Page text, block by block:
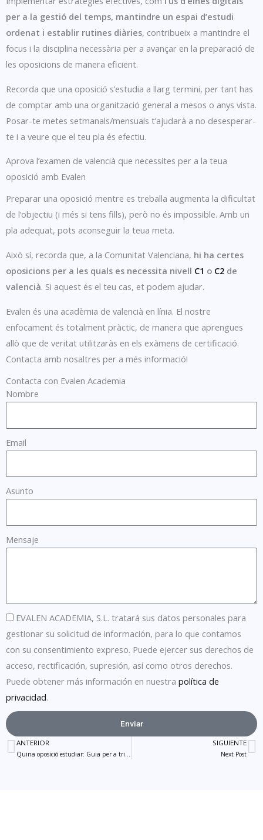
per a la gestió del temps, mantindre un espai d’estudi
ordenat i establir rutines diàries, contribueix a mantindre el
focus i la disciplina necessària per a avançar en la preparació de
les oposicions de manera eficient.
Recorda que una oposició s’estudia a llarg termini, per tant has
de comptar amb una organització general a mesos o anys vista.
Posar-te metes setmanals/mensuals t’ajudarà a no desesperar-
te i a veure que el teu pla és efectiu.
Aprova l’examen de valencià que necessites per a la teua
oposició amb Evalen
Preparar una oposició mentre es treballa augmenta la dificultat
de l’objectiu (i més si tens fills), però no és impossible. Amb un
pla adequat, pots aconseguir la teua meta.
Això sí, recorda que, a la Comunitat Valenciana, hi ha certes
oposicions per a les quals es necessita nivell C1 o C2 de
valencià. Si aquest és el teu cas, et podem ajudar.
Evalen és una acadèmia de valencià en línia. El nostre
enfocament és totalment pràctic, de manera que aprengues
allò que de veritat utilitzaràs en els exàmens de certificació.
Contacta amb nosaltres per a més informació!
Contacta con Evalen Academia
Nombre
Email
Asunto
Mensaje
EVALEN ACADEMIA, S.L. tratará sus datos personales para
gestionar su solicitud de información, para lo que contamos
con su consentimiento expreso. Puede ejercer sus derechos de
acceso, rectificación, supresión, así como otros derechos.
Puede obtener más información en nuestra política de
privacidad.
Enviar
Alternative:
Prev
ANTERIOR SIGUIENTE
Next Post